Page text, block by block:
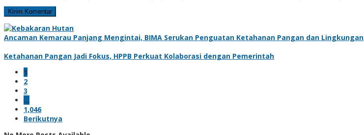
Ancaman Kemarau Panjang Mengintai, BIMA Serukan Penguatan Ketahanan Pangan dan Lingkungan
Ketahanan Pangan Jadi Fokus, HPPB Perkuat Kolaborasi dengan Pemerintah
1
2
3
…
1,046
Berikutnya